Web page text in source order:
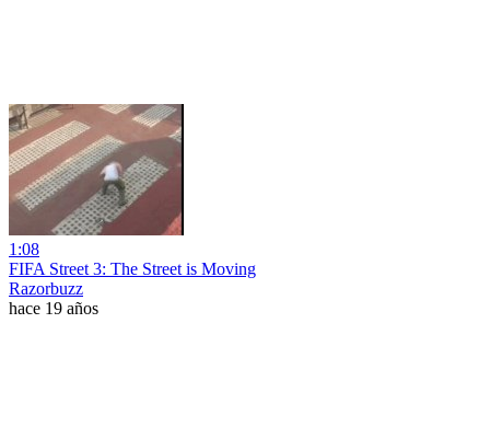
1:08
FIFA Street 3: The Street is Moving
Razorbuzz
hace 19 años